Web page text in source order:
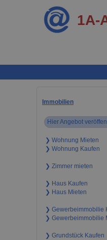
1A-
Immobilien
Hier Angebot
❯ Wohnung Mieten
❯ Wohnung Kaufen
❯ Zimmer mieten
❯ Haus Kaufen
❯ Haus Mieten
❯ Gewerbeimmobilie
❯ Gewerbeimmobilie
❯ Grundstück Kaufen